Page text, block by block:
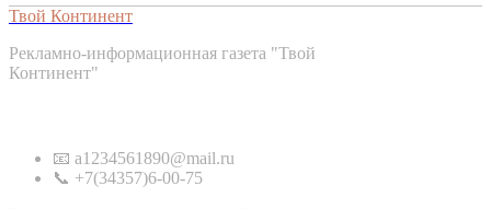
Твой Континент
Рекламно-информационная газета "Твой
Континент"
📧 a1234561890@mail.ru
📞 +7(34357)6-00-75